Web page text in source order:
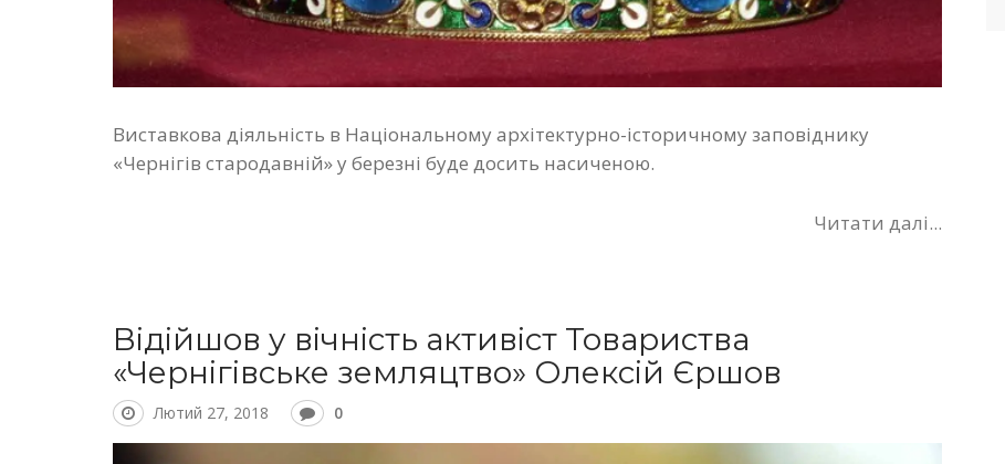
Виставкова діяльність в Національному архітектурно-історичному заповіднику
«Чернігів стародавній» у березні буде досить насиченою.
Читати далі...
Відійшов у вічність активіст Товариства
«Чернігівське земляцтво» Олексій Єршов
Лютий 27, 2018 0